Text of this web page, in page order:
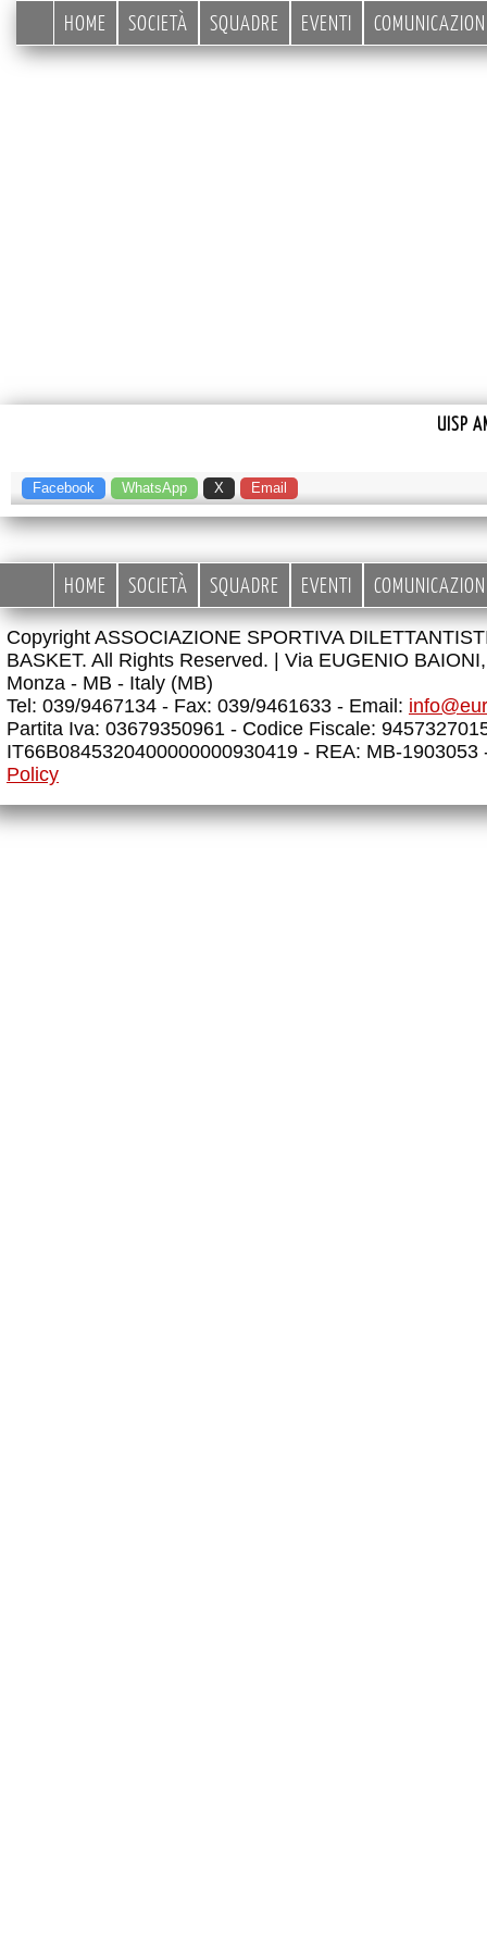
HOME SOCIETÀ SQUADRE EVENTI
UISP
Facebook WhatsApp X Email
HOME SOCIETÀ SQUADRE EVENTI
Copyright ASSOCIAZIONE SPORTIVA
BASKET. All Rights Reserved. | Via EUGENIO
Monza - MB - Italy (MB)
Tel: 039/9467134 - Fax: 039/9461633 - Email:
Partita Iva: 03679350961 - Codice Fiscale:
IT66B0845320400000000930419 - REA: MB-
Policy